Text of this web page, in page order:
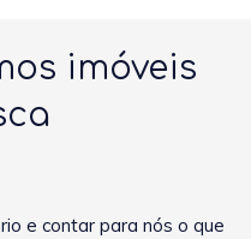
imóveis
e contar para nós o que